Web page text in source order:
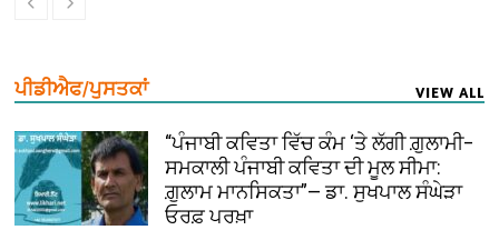
ਪੀਡੀਐਫ/ਪੁਸਤਕਾਂ VIEW ALL
“ਪੰਜਾਬੀ ਕਵਿਤਾ ਵਿੱਚ ਕੰਮ ‘ਤੇ ਲੱਗੀ ਗ਼ੁਲਾਮੀ–
ਸਮਕਾਲੀ ਪੰਜਾਬੀ ਕਵਿਤਾ ਦੀ ਮੂਲ ਸੀਮਾ:
ਗ਼ੁਲਾਮ ਮਾਨਸਿਕਤਾ”— ਡਾ. ਸੁਖਪਾਲ ਸੰਘੇੜਾ
ਓਰਫ਼ ਪਰਖ਼ਾ